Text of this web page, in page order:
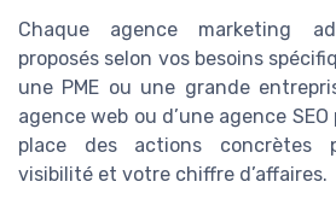
Chaque agence marketing
proposés selon vos besoins
une PME ou une grande
agence web ou d’une agence
place des actions concrètes
visibilité et votre chiffre d’affaires.